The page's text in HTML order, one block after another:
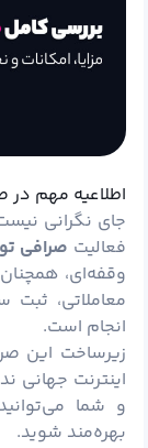
اطلاعیه مهم
جای نگرانی
فعالیت صرافی
وقفه‌ای،
معاملاتی،
انجام است.
زیرساخت این
اینترنت جهانی
و شما
بهره‌مند شوید.